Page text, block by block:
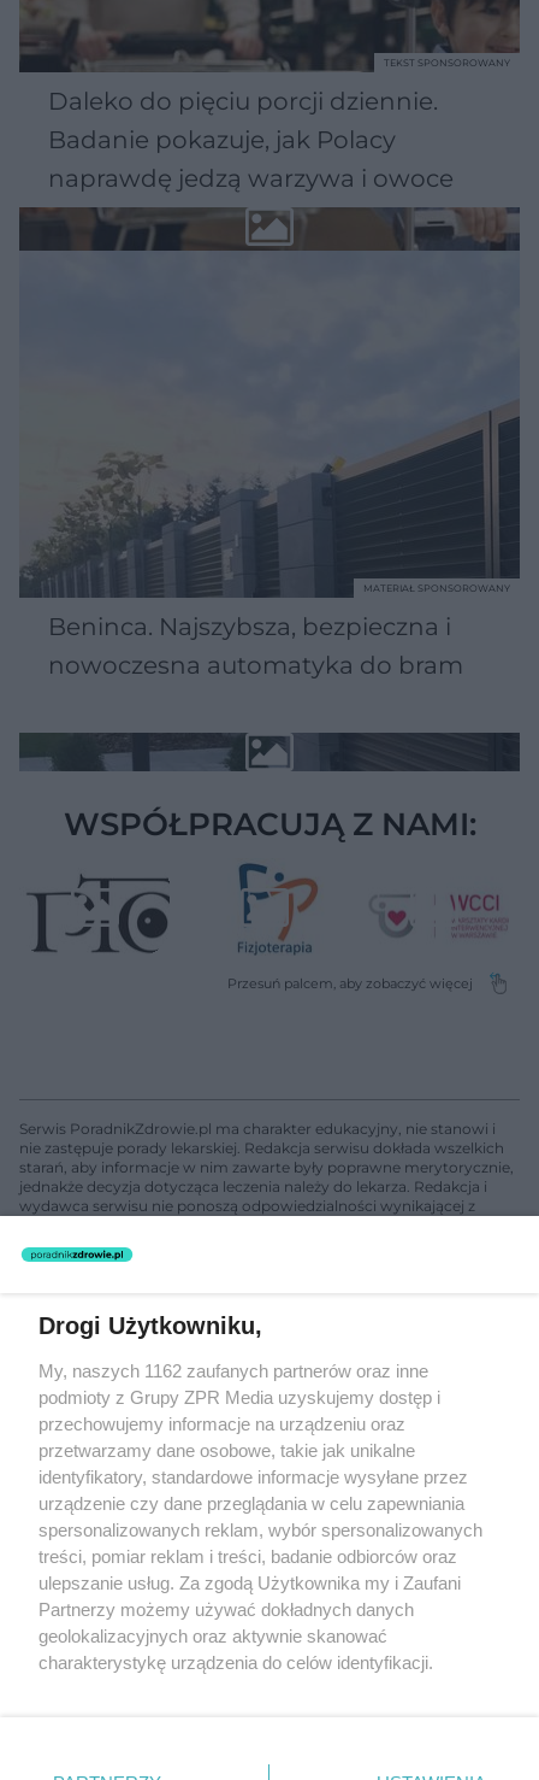
Daleko do pięciu porcji dziennie.
Badanie pokazuje, jak Polacy
naprawdę jedzą warzywa i owoce
TEKST SPONSOROWANY
Beninca. Najszybsza, bezpieczna i
nowoczesna automatyka do bram
MATERIAŁ SPONSOROWANY
WSPÓŁPRACUJĄ Z NAMI:
Serwis PoradnikZdrowie.pl ma charakter edukacyjny, nie stanowi i
nie zastępuje porady lekarskiej. Redakcja serwisu dokłada wszelkich
starań, aby informacje w nim zawarte były poprawne merytorycznie,
jednakże decyzja dotycząca leczenia należy do lekarza. Redakcja i
wydawca serwisu nie ponoszą odpowiedzialności wynikającej z
nie prowadzi działalności leczniczej polegającej na udzielaniu
świadczeń zdrowotnych w rozumieniu art. 3 ust 1 ustawy o
Żaden utwór zamieszczony w serwisie nie może być powielany i
rozpowszechniany lub dalej rozpowszechniany w jakikolwiek sposób
(w tym także elektroniczny lub mechaniczny) na jakimkolwiek polu
eksploatacji w jakiejkolwiek formie, włącznie z umieszczaniem w
Internecie bez pisemnej zgody właściciela praw. Jakiekolwiek użycie
lub wykorzystanie utworów w całości lub w części z naruszeniem
prawa, tzn. bez właściwej zgody, jest zabronione pod groźbą kary i
może być ścigane prawnie.
O nas
Drogi Użytkowniku,
My, naszych 1162 zaufanych partnerów oraz inne
podmioty z Grupy ZPR Media uzyskujemy dostęp i
przechowujemy informacje na urządzeniu oraz
przetwarzamy dane osobowe, takie jak unikalne
identyfikatory, standardowe informacje wysyłane przez
urządzenie czy dane przeglądania w celu zapewniania
spersonalizowanych reklam, wybór spersonalizowanych
treści, pomiar reklam i treści, badanie odbiorców oraz
ulepszanie usług. Za zgodą Użytkownika my i Zaufani
Partnerzy możemy używać dokładnych danych
geolokalizacyjnych oraz aktywnie skanować
charakterystykę urządzenia do celów identyfikacji.
zmienić/wycofać klikając przycisk ustawień prywatności